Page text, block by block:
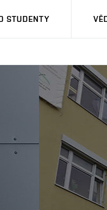
STUDENTY